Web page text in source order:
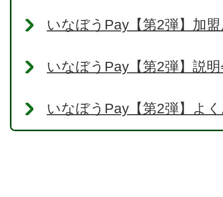
いなぼうPay【第2弾】加
いなぼうPay【第2弾】説
いなぼうPay【第2弾】よ